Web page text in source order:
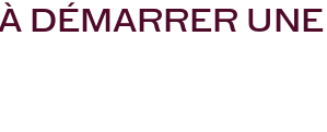
DÉMARRER